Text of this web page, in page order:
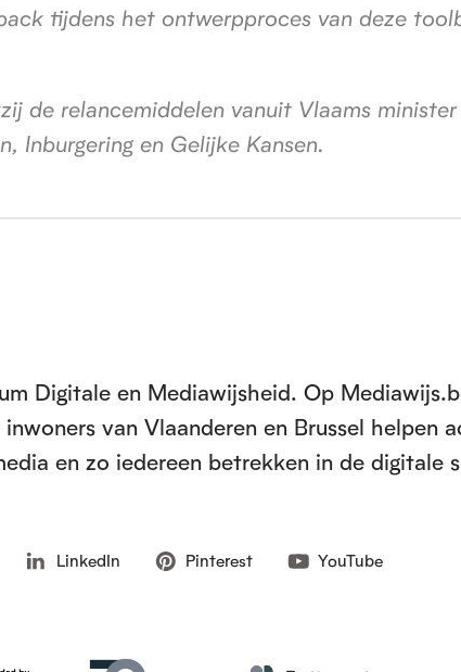
tijdens het ontwerpproces van deze
de relancemiddelen vanuit Vlaams minister
Inburgering en Gelijke Kansen.
Digitale en Mediawijsheid. Op
van Vlaanderen en Brussel helpen
en zo iedereen betrekken in de digitale
LinkedIn Pinterest YouTube